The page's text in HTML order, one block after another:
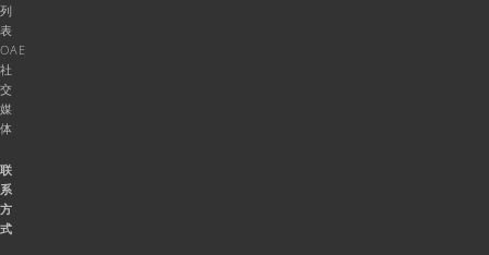
列
表
OAE
社
交
媒
体
联
系
方
式